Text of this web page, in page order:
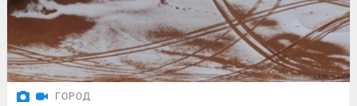
ГОРОД